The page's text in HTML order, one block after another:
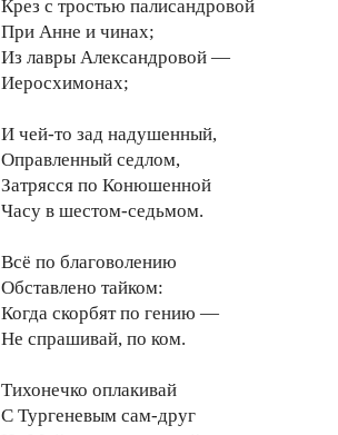
Крез с тростью палисандровой
При Анне и чинах;
Из лавры Александровой —
Иеросхимонах;
И чей-то зад надушенный,
Оправленный седлом,
Затрясся по Конюшенной
Часу в шестом-седьмом.
Всё по благоволению
Обставлено тайком:
Когда скорбят по гению —
Не спрашивай, по ком.
Тихонечко оплакивай
С Тургеневым сам-друг